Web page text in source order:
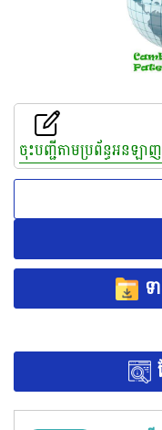
ចុះបញ្ជីតាមប្រព័ន្ធអនឡាញ